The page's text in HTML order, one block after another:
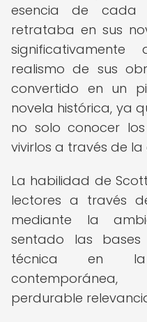
esencia de cada
retrataba en sus
realismo de sus
convertido en un
novela histórica, ya
no solo conocer los
vivirlos a través de
La habilidad de
lectores a través
mediante la
sentado las
técnica en la
perdurable